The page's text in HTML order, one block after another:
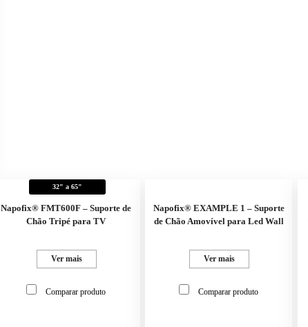
32" a 65"
Napofix® FMT600F – Suporte de
Chão Tripé para TV
Ver mais
Comparar produto
Napofix® EXAMPLE 1 – Suporte
de Chão Amovível para Led Wall
Ver mais
Comparar produto